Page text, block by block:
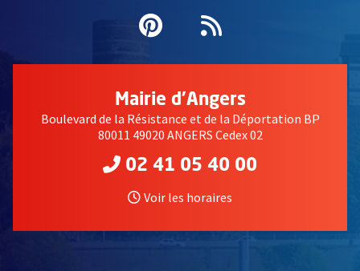
Pinterest
, Ouvre une
Flux RSS
Mairie d'Angers
Boulevard de la Résistance et de la Déportation BP
80011 49020 ANGERS Cedex 02
02 41 05 40 00
Voir les horaires